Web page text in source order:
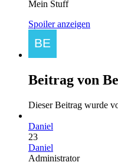
Mein Stuff
Spoiler anzeigen
Beitrag von
Dieser Beitrag wurde
Daniel
23
Daniel
Administrator